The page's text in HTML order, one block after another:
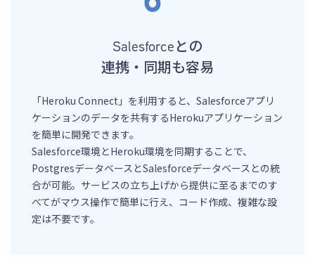
Salesforceとの
連携・同期も容易
「Heroku Connect」を利用すると、Salesforceアプリ
ケーションのデータを共有するHerokuアプリケーション
を簡単に開発できます。
Salesforce環境とHeroku環境を同期することで、
PostgresデータベースとSalesforceデータベースとの統
合が可能。サービスの立ち上げから提供に至るまでのす
べてがマウス操作で簡単に行え、コード作成、複雑な設
定は不要です。